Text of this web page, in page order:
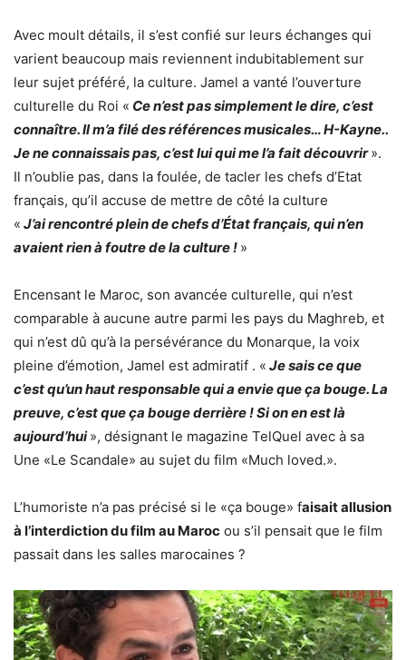
Avec moult détails, il s’est confié sur leurs échanges qui
varient beaucoup mais reviennent indubitablement sur
leur sujet préféré, la culture. Jamel a vanté l’ouverture
culturelle du Roi « Ce n’est pas simplement le dire, c’est
connaître. Il m’a filé des références musicales… H-Kayne..
Je ne connaissais pas, c’est lui qui me l’a fait découvrir ».
Il n’oublie pas, dans la foulée, de tacler les chefs d’Etat
français, qu’il accuse de mettre de côté la culture
« J’ai rencontré plein de chefs d’État français, qui n’en
avaient rien à foutre de la culture ! »
Encensant le Maroc, son avancée culturelle, qui n’est
comparable à aucune autre parmi les pays du Maghreb, et
qui n’est dû qu’à la persévérance du Monarque, la voix
pleine d’émotion, Jamel est admiratif . « Je sais ce que
c’est qu’un haut responsable qui a envie que ça bouge. La
preuve, c’est que ça bouge derrière ! Si on en est là
aujourd’hui », désignant le magazine TelQuel avec à sa
Une «Le Scandale» au sujet du film «Much loved.».
L’humoriste n’a pas précisé si le «ça bouge» faisait allusion
à l’interdiction du film au Maroc ou s’il pensait que le film
passait dans les salles marocaines ?